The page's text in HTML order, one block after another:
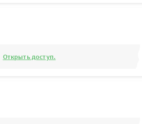
Открыть доступ.